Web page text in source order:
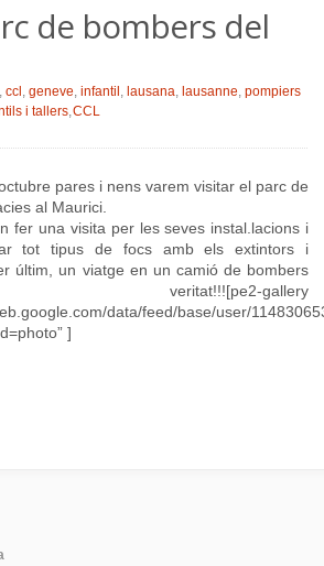
de bombers del
, ccl , geneve, infantil , lausana, lausanne, pompiers
i tallers,CCL
pares i nens varem visitar el parc de
al Maurici.
fer una visita per les seves instal.lacions i
tot tipus de focs amb els extintors i
últim, un viatge en un camió de bombers
gallery
data/feed/base/user/
]